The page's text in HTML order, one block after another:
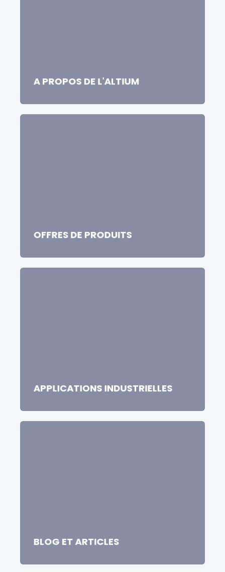
A PROPOS DE L'ALTIUM
OFFRES DE PRODUITS
APPLICATIONS INDUSTRIELLES
BLOG ET ARTICLES